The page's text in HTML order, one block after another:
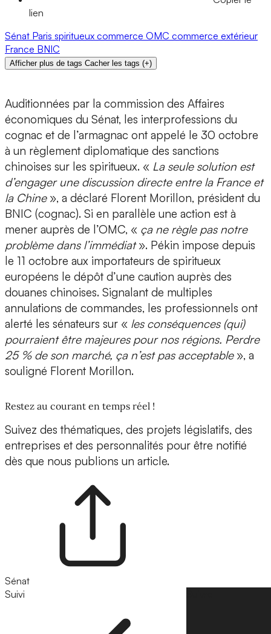
lien
Sénat Paris spiritueux commerce OMC commerce extérieur
France BNIC
Afficher plus de tags Cacher les tags (+)
Auditionnées par la commission des Affaires
économiques du Sénat, les interprofessions du
cognac et de l’armagnac ont appelé le 30 octobre
à un règlement diplomatique des sanctions
chinoises sur les spiritueux. « La seule solution est
d’engager une discussion directe entre la France et
la Chine», a déclaré Florent Morillon, président du
BNIC (cognac). Si en parallèle une action est à
mener auprès de l’OMC, « ça ne règle pas notre
problème dans l’immédiat». Pékin impose depuis
le 11 octobre aux importateurs de spiritueux
européens le dépôt d’une caution auprès des
douanes chinoises. Signalant de multiples
annulations de commandes, les professionnels ont
alerté les sénateurs sur « les conséquences (qui)
pourraient être majeures pour nos régions. Perdre
25 % de son marché, ça n’est pas acceptable», a
souligné Florent Morillon.
Restez au courant en temps réel !
Suivez des thématiques, des projets législatifs, des
entreprises et des personnalités pour être notifié
dès que nous publions un article.
Sénat
Suivi